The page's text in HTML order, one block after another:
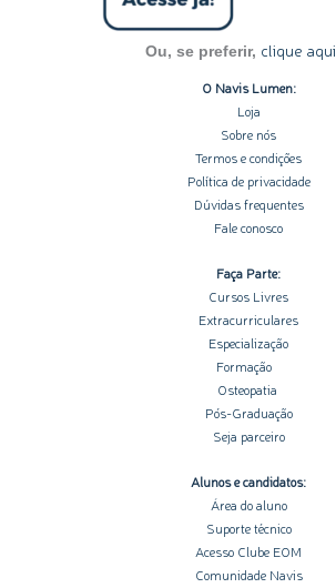
Ou, se preferir, clique aqui
O Navis Lumen:
Loja
Sobre nós
Termos e condições
Política de privacidade
Dúvidas frequentes
Fale conosco
Faça Parte:
Cursos Livres
Extracurriculares
Especialização
Formação
Osteopatia
Pós-Graduação
Seja parceiro
Alunos e candidatos:
Área do aluno
Suporte técnico
Acesso Clube EOM
Comunidade Navis